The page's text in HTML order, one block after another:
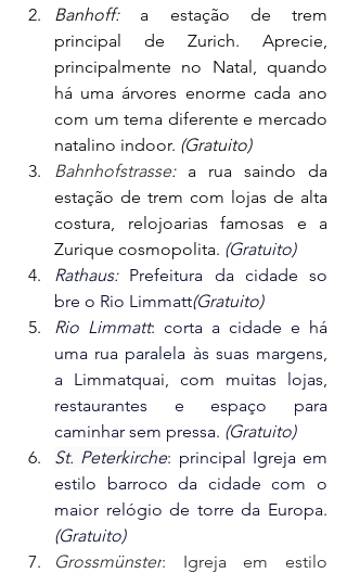
Banhoff: a estação de trem
principal de Zurich. Aprecie,
principalmente no Natal, quando
há uma árvores enorme cada ano
com um tema diferente e mercado
natalino indoor. (Gratuito)
Bahnhofstrasse: a rua saindo da
estação de trem com lojas de alta
costura, relojoarias famosas e a
Zurique cosmopolita. (Gratuito)
Rathaus: Prefeitura da cidade so
bre o Rio Limmatt(Gratuito)
Rio Limmatt: corta a cidade e há
uma rua paralela às suas margens,
a Limmatquai, com muitas lojas,
restaurantes e espaço para
caminhar sem pressa. (Gratuito)
St. Peterkirche: principal Igreja em
estilo barroco da cidade com o
(Gratuito)
Grossmünster: Igreja em estilo